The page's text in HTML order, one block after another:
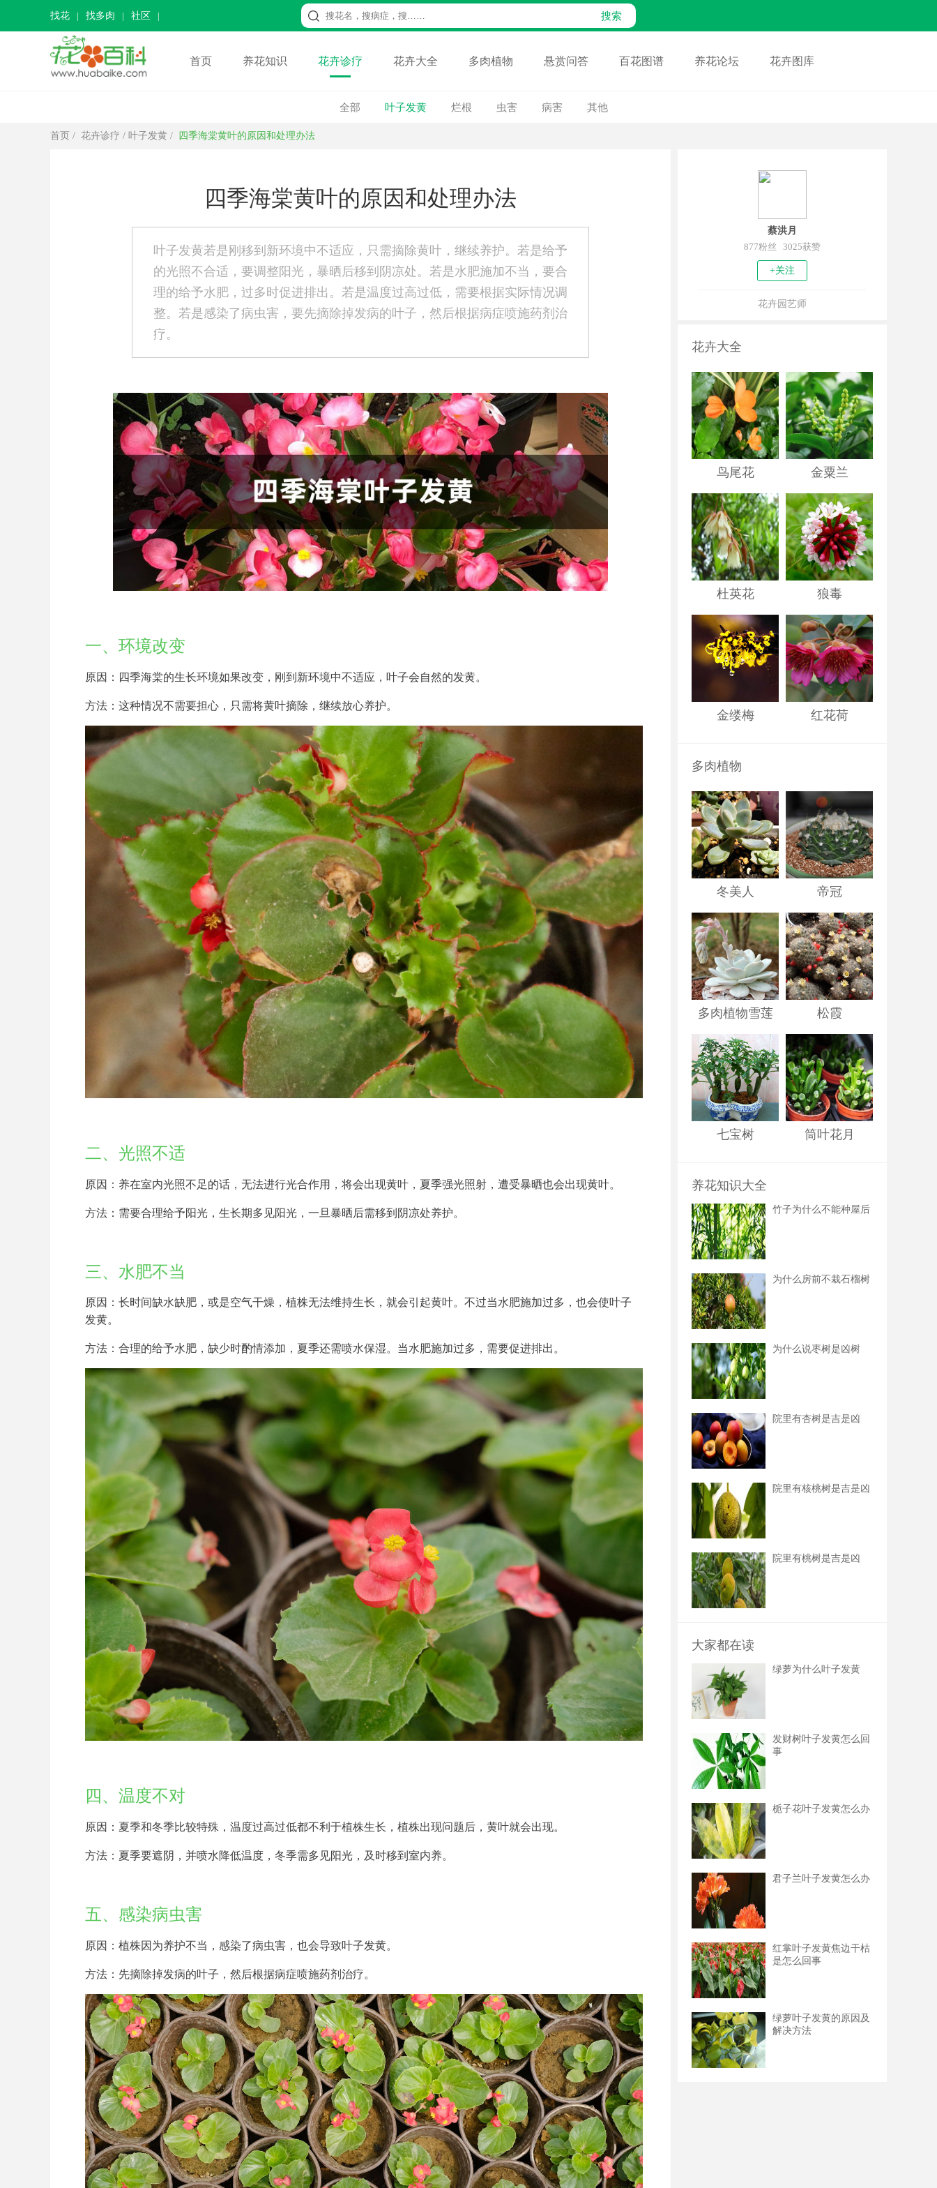
找花 找多肉 社区
首页 养花知识 花卉诊疗 花卉大全 多肉植物 悬赏问答 百花图谱 养花论坛 花卉图库
全部 叶子发黄 烂根 虫害 病害 其他
首页 / 花卉诊疗 / 叶子发黄 / 四季海棠黄叶的原因和处理办法
四季海棠黄叶的原因和处理办法
叶子发黄若是刚移到新环境中不适应，只需摘除黄叶，继续养护。若是给予
的光照不合适，要调整阳光，暴晒后移到阴凉处。若是水肥施加不当，要合
理的给予水肥，过多时促进排出。若是温度过高过低，需要根据实际情况调
整。若是感染了病虫害，要先摘除掉发病的叶子，然后根据病症喷施药剂治
疗。
一、环境改变
原因：四季海棠的生长环境如果改变，刚到新环境中不适应，叶子会自然的发黄。
方法：这种情况不需要担心，只需将黄叶摘除，继续放心养护。
二、光照不适
原因：养在室内光照不足的话，无法进行光合作用，将会出现黄叶，夏季强光照射，遭受暴晒也会出现黄叶。
方法：需要合理给予阳光，生长期多见阳光，一旦暴晒后需移到阴凉处养护。
三、水肥不当
原因：长时间缺水缺肥，或是空气干燥，植株无法维持生长，就会引起黄叶。不过当水肥施加过多，也会使叶子
发黄。
方法：合理的给予水肥，缺少时酌情添加，夏季还需喷水保湿。当水肥施加过多，需要促进排出。
四、温度不对
原因：夏季和冬季比较特殊，温度过高过低都不利于植株生长，植株出现问题后，黄叶就会出现。
方法：夏季要遮阴，并喷水降低温度，冬季需多见阳光，及时移到室内养。
五、感染病虫害
原因：植株因为养护不当，感染了病虫害，也会导致叶子发黄。
方法：先摘除掉发病的叶子，然后根据病症喷施药剂治疗。
蔡洪月
877粉丝 3025获赞
+关注
花卉园艺师
花卉大全
鸟尾花 金粟兰
杜英花 狼毒
金缕梅 红花荷
多肉植物
冬美人 帝冠
多肉植物雪莲 松霞
七宝树 筒叶花月
养花知识大全
竹子为什么不能种屋后
为什么房前不栽石榴树
为什么说枣树是凶树
院里有杏树是吉是凶
院里有核桃树是吉是凶
院里有桃树是吉是凶
大家都在读
绿萝为什么叶子发黄
发财树叶子发黄怎么回
事
栀子花叶子发黄怎么办
君子兰叶子发黄怎么办
红掌叶子发黄焦边干枯
是怎么回事
绿萝叶子发黄的原因及
解决方法